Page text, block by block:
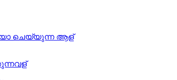
ചെയ്യുന്ന ആള്